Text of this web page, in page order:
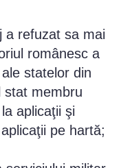
a refuzat sa mai
românesc a
statelor din
stat membru
aplicaţii şi
pe hartă;